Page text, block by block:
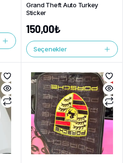
Grand Theft Auto Turkey
Sticker
150,00₺
Seçenekler